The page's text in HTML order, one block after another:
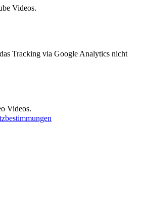
Videos.
Tracking via Google Analytics nicht
Videos.